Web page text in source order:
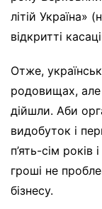
літій Україна»
відкритті
Отже,
родовищах,
дійшли. Аби
видобуток і
п’ять-сім років і
гроші не
бізнесу.